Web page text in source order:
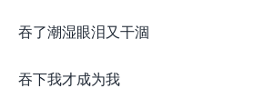
吞了潮湿眼泪又干涸
吞下我才成为我